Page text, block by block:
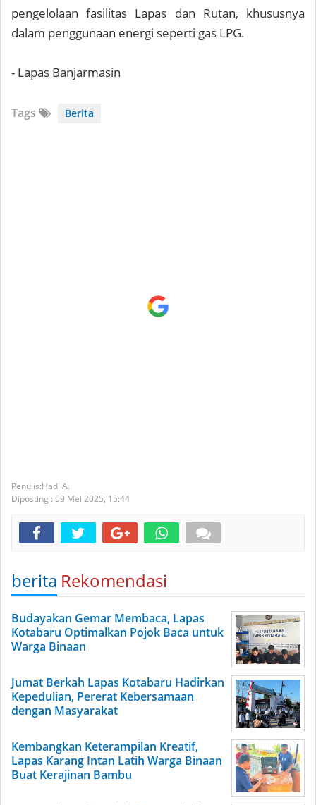
pengelolaan fasilitas Lapas dan Rutan, khususnya
dalam penggunaan energi seperti gas LPG.
- Lapas Banjarmasin
Tags Berita
Hadi A.
Diposting : 09 Mei 2025, 15:44
berita Rekomendasi
Budayakan Gemar Membaca, Lapas
Kotabaru Optimalkan Pojok Baca untuk
Warga Binaan
Jumat Berkah Lapas Kotabaru Hadirkan
Kepedulian, Pererat Kebersamaan
dengan Masyarakat
Kembangkan Keterampilan Kreatif,
Lapas Karang Intan Latih Warga Binaan
Buat Kerajinan Bambu